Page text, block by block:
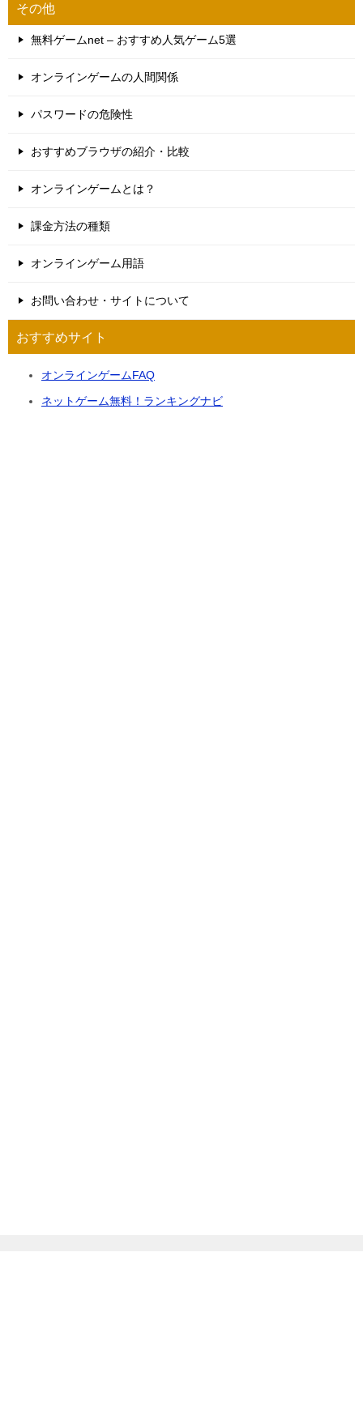
その他
無料ゲームnet – おすすめ人気ゲーム5選
オンラインゲームの人間関係
パスワードの危険性
おすすめブラウザの紹介・比較
オンラインゲームとは？
課金方法の種類
オンラインゲーム用語
お問い合わせ・サイトについて
おすすめサイト
オンラインゲームFAQ
ネットゲーム無料！ランキングナビ